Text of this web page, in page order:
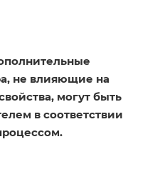
не влияющие на
могут быть
в соответствии